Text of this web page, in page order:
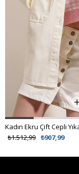
₺907,99
₺1.512,99